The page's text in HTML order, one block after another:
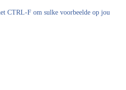
CTRL-F om sulke voorbeelde op jou